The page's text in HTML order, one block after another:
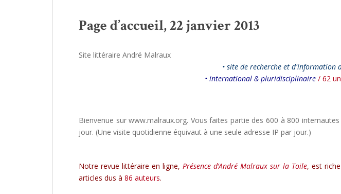
Page d’accueil, 22 janvier 2013
Site littéraire André Malraux
• site de recherche et d'information
• international & pluridisciplinaire / 62
Bienvenue sur www.malraux.org. Vous faites partie des 600 à 800
jour. (Une visite quotidienne équivaut à une seule adresse IP par jour.)
Notre revue littéraire en ligne, Présence d’André Malraux sur la Toile, est
articles dus à 86 auteurs.